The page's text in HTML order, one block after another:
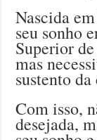
Nascida
seu sonho
Superior
mas
sustento da
Com isso,
desejada,